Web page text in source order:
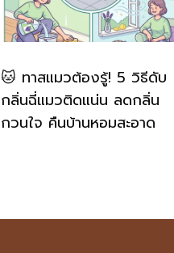
🐱 ทาสแมวต้องรู้! 5 วิธีดับ
กลิ่นฉี่แมวติดแน่น ลดกลิ่น
กวนใจ คืนบ้านหอมสะอาด